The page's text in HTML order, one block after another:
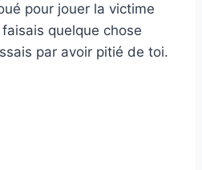
pour jouer la victime
quelque chose
par avoir pitié de toi.